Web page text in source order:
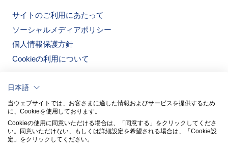
サイトのご利用にあたって
ソーシャルメディアポリシー
個人情報保護方針
Cookieの利用について
日本語
当ウェブサイトでは、お客さまに適した情報およびサービスを提供するため
に、Cookieを使用しております。
Cookieの使用に同意いただける場合は、「同意する」をクリックしてくださ
い。​同意いただけない、もしくは詳細設定を希望される場合は、「Cookie設
定」をクリックしてください。​